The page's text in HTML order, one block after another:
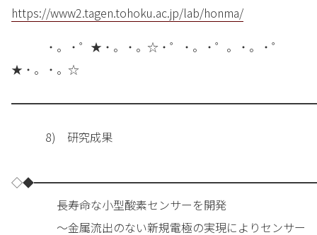
https://www2.tagen.tohoku.ac.jp/lab/honma/
・。・゜★・。・。☆・゜・。・゜。・。・゜
★・。・。☆
8) 研究成果
長寿命な小型酸素センサーを開発
～金属流出のない新規電極の実現によりセンサー